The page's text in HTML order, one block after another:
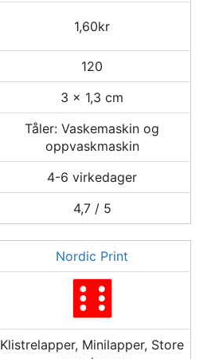
1,60kr
120
3 x 1,3 cm
Tåler: Vaskemaskin og
oppvaskmaskin
4-6 virkedager
4,7 / 5
Nordic Print
Klistrelapper, Minilapper, Store